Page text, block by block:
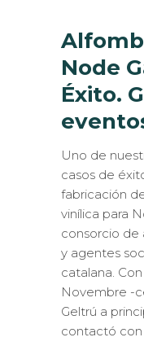
Node
Éxito.
Uno de
casos de
fabricación
vinílica para
consorcio de
y agentes
catalana.
Novembre -
Geltrú a
contactó con